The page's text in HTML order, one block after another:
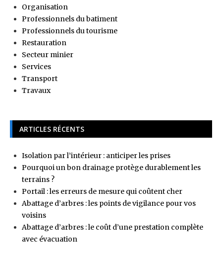
Organisation
Professionnels du batiment
Professionnels du tourisme
Restauration
Secteur minier
Services
Transport
Travaux
ARTICLES RÉCENTS
Isolation par l’intérieur : anticiper les prises
Pourquoi un bon drainage protège durablement les
terrains ?
Portail : les erreurs de mesure qui coûtent cher
Abattage d’arbres : les points de vigilance pour vos
voisins
Abattage d’arbres : le coût d’une prestation complète
avec évacuation